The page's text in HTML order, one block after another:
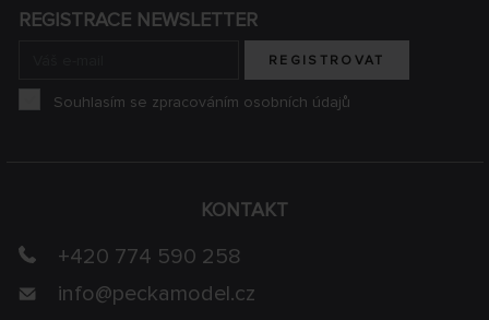
KONTAKT
+420 774 590 258
info@peckamodel.cz
REGISTRACE NEWSLETTER
REGISTROVAT
Souhlasím se zpracováním osobních údajů